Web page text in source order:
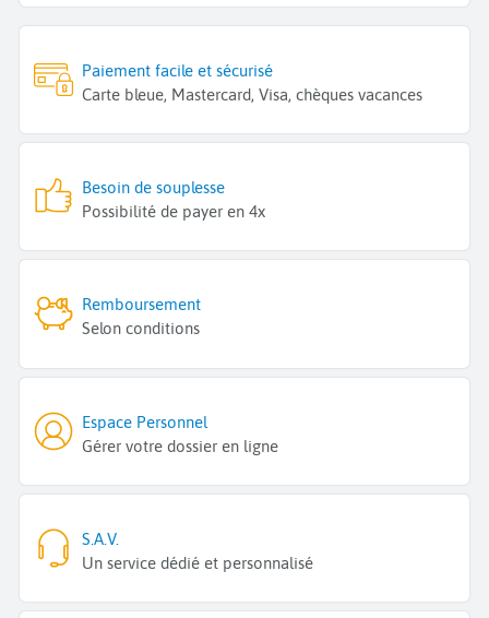
Paiement facile et sécurisé
Carte bleue, Mastercard, Visa, chèques vacances
Besoin de souplesse
Possibilité de payer en 4x
Remboursement
Selon conditions
Espace Personnel
Gérer votre dossier en ligne
S.A.V.
Un service dédié et personnalisé